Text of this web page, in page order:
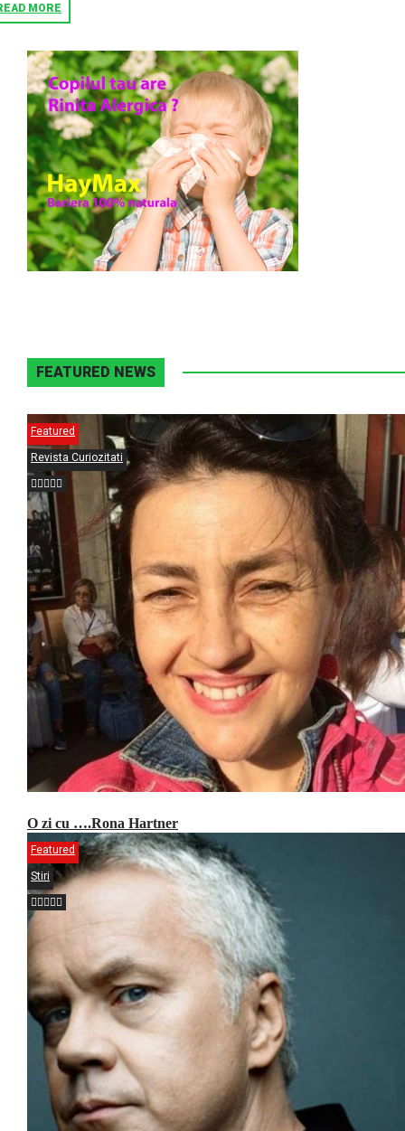
MORE
FEATURED NEWS
Featured
Revista Curiozitati
O zi cu ….Rona Hartner
Featured
Stiri